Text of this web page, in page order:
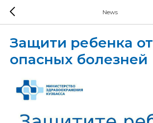
News
Защити ребенка от
опасных болезней